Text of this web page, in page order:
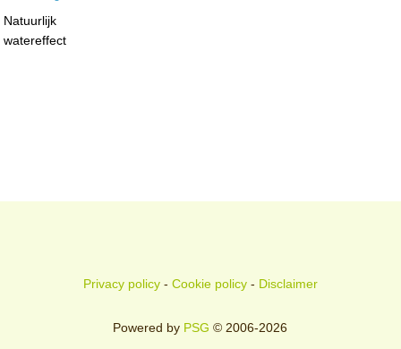
Natuurlijk
watereffect
Privacy policy- Cookie policy- Disclaimer
Powered by PSG © 2006-2026